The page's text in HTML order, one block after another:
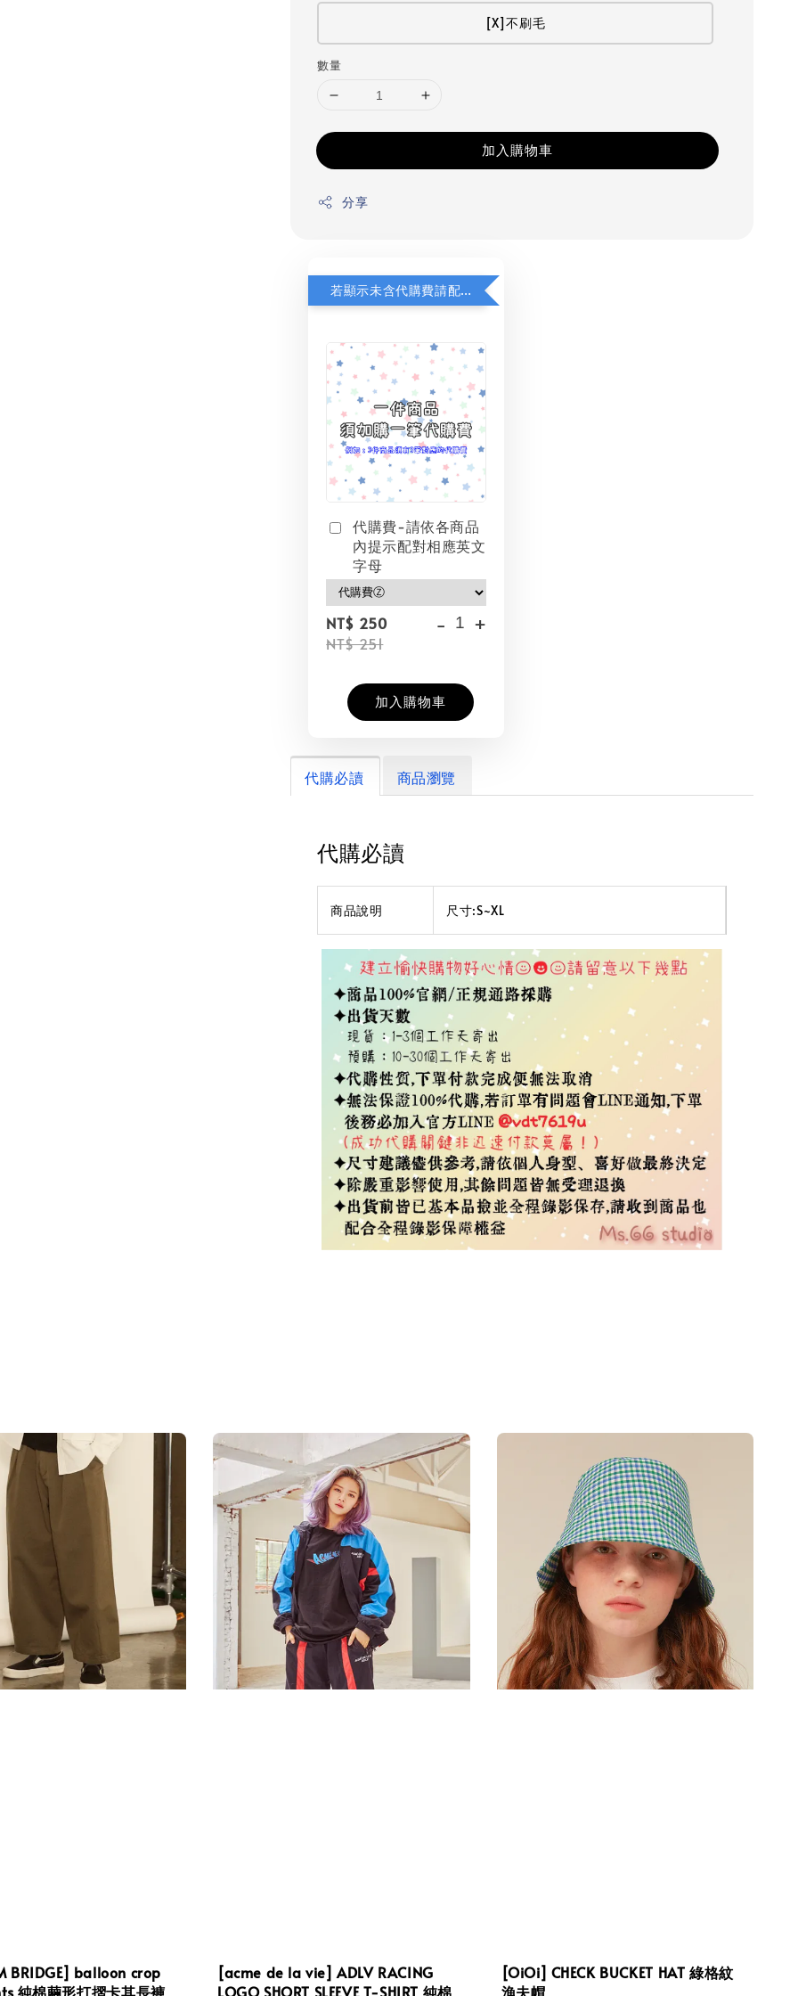
[X]不刷毛
數量
加入購物車
分享
若顯示未含代購費請配對加購(未加購視同無效訂單)
代購費-請依各商品
內提示配對相應英文
字母
NT$ 250
NT$ 251
- +
加入購物車
代購必讀 商品瀏覽
代購必讀
商品說明 尺寸:S~XL
BRIDGE] balloon crop
純棉繭形打摺卡其長褲
[acme de la vie] ADLV RACING
LOGO SHORT SLEEVE T-SHIRT 純棉
[OiOi] CHECK BUCKET HAT 綠格紋
漁夫帽